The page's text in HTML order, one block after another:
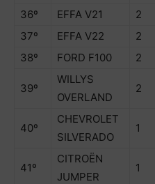
36º EFFA V21 2
37º
EFFA V22 2
38º
FORD F100 2
39º
WILLYS
OVERLAND
2
40º
CHEVROLET
SILVERADO
1
41º
CITROËN
JUMPER
1